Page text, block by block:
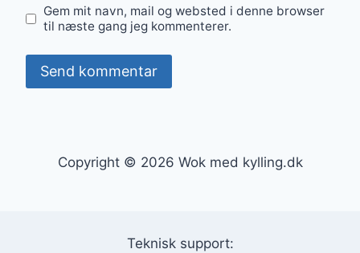
Gem mit navn, mail og websted i denne browser
til næste gang jeg kommenterer.
Copyright © 2026 Wok med kylling.dk
Teknisk support: